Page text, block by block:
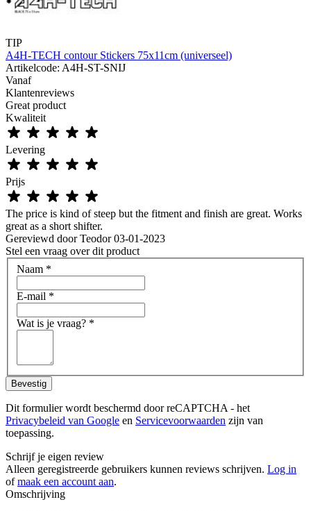
TIP
A4H-TECH contour Stickers 75x11cm (universeel)
Artikelcode: A4H-ST-SNIJ
Vanaf
Klantenreviews
Great product
Kwaliteit
Levering
Prijs
The price is kind of steep but the fitment and finish are great. Works
great as a short shifter.
Gereviewd door Teodor 03-01-2023
Stel een vraag over dit product
Naam *
E-mail *
Wat is je vraag? *
Bevestig
Dit formulier wordt beschermd door reCAPTCHA - het
Privacybeleid van Google en Servicevoorwaarden zijn van
toepassing.
Schrijf je eigen review
Alleen geregistreerde gebruikers kunnen reviews schrijven. Log in
ofmaak een account aan.
Omschrijving